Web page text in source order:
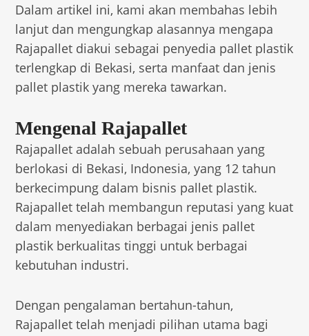
Dalam artikel ini, kami akan membahas lebih
lanjut dan mengungkap alasannya mengapa
Rajapallet diakui sebagai penyedia pallet plastik
terlengkap di Bekasi, serta manfaat dan jenis
pallet plastik yang mereka tawarkan.
Mengenal Rajapallet
Rajapallet adalah sebuah perusahaan yang
berlokasi di Bekasi, Indonesia, yang 12 tahun
berkecimpung dalam bisnis pallet plastik.
Rajapallet telah membangun reputasi yang kuat
dalam menyediakan berbagai jenis pallet
plastik berkualitas tinggi untuk berbagai
kebutuhan industri.
Dengan pengalaman bertahun-tahun,
Rajapallet telah menjadi pilihan utama bagi